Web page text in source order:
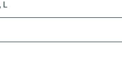
L